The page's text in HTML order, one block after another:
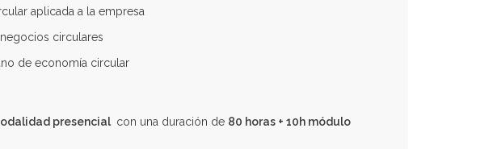
aplicada a la empresa
circulares
de economía circular
presencial con una duración de 80 horas + 10h módulo